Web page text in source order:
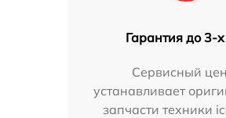
Гарантия до 3-х
Сервисный
устанавливает
запчасти техники